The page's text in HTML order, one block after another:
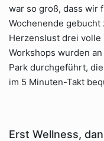
war so groß, dass wir
Wochenende gebucht
Herzenslust drei volle
Workshops wurden
Park durchgeführt,
im 5 Minuten-Takt
Erst Wellness,